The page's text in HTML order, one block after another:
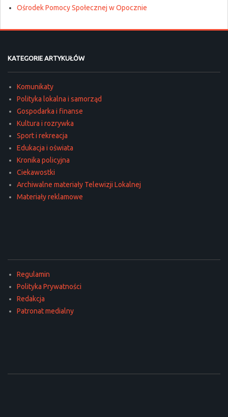
Ośrodek Pomocy Społecznej w Opocznie
KATEGORIE ARTYKUŁÓW
Komunikaty
Polityka lokalna i samorząd
Gospodarka i finanse
Kultura i rozrywka
Sport i rekreacja
Edukacja i oświata
Kronika policyjna
Ciekawostki
Archiwalne materiały Telewizji Lokalnej
Materiały reklamowe
Regulamin
Polityka Prywatności
Redakcja
Patronat medialny